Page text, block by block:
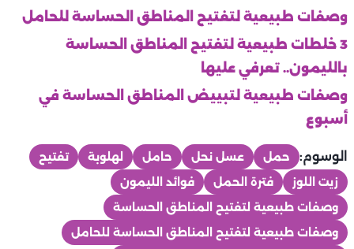
وصفات طبيعية لتفتيح المناطق الحساسة للحامل
‏3 خلطات طبيعية لتفتيح المناطق الحساسة
بالليمون.. تعرفي عليها ‏
وصفات طبيعية لتبييض المناطق الحساسة في
أسبوع
الوسوم: حمل عسل نحل حامل لهلوبة
تفتيح
زيت اللوز
فترة الحمل
فوائد الليمون
وصفات طبيعية لتفتيح المناطق الحساسة
وصفات طبيعية لتفتيح المناطق الحساسة للحامل